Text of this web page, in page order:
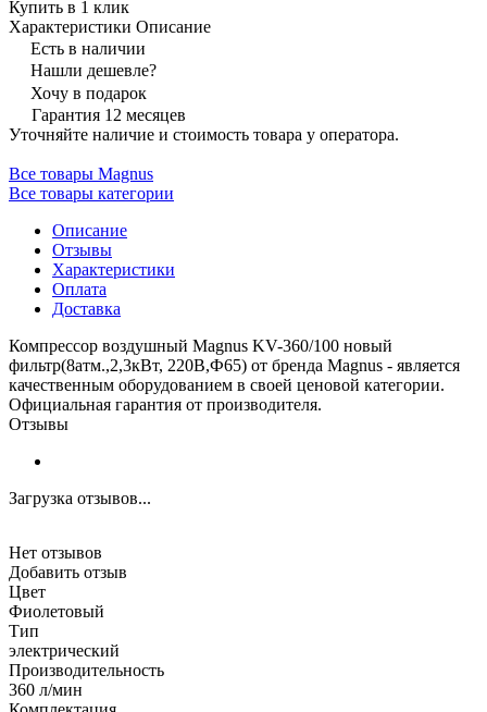
Купить в 1 клик
Характеристики Описание
Есть в наличии
Нашли дешевле?
Хочу в подарок
Гарантия 12 месяцев
Уточняйте наличие и стоимость товара у оператора.
Все товары Magnus
Все товары категории
Описание
Отзывы
Характеристики
Оплата
Доставка
Компрессор воздушный Magnus KV-360/100 новый
фильтр(8атм.,2,3кВт, 220В,Ф65) от бренда Magnus - является
качественным оборудованием в своей ценовой категории.
Официальная гарантия от производителя.
Отзывы
Загрузка отзывов...
Нет отзывов
Добавить отзыв
Цвет
Фиолетовый
Тип
электрический
Производительность
360 л/мин